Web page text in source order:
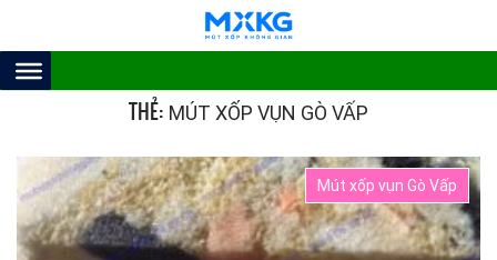
THẺ: MÚT XỐP VỤN GÒ VẤP
Mút xốp vụn Gò Vấp